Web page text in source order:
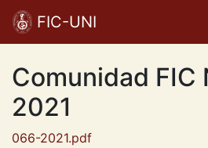
FIC-UNI
Comunidad FIC
2021
066-2021.pdf